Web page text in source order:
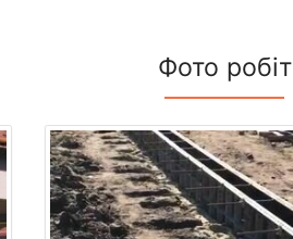
Фото робіт